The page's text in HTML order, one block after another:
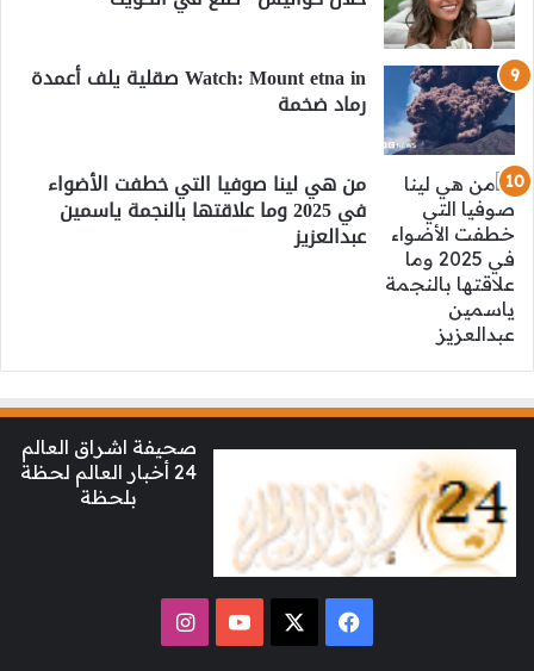
Watch: Mount etna in صقلية يلف أعمدة
رماد ضخمة
من هي لينا صوفيا التي خطفت الأضواء
في 2025 وما علاقتها بالنجمة ياسمين
عبدالعزيز
صحيفة اشراق العالم
24 أخبار العالم لحظة
بلحظة
فيسبوك ‫YouTubeانستقرام